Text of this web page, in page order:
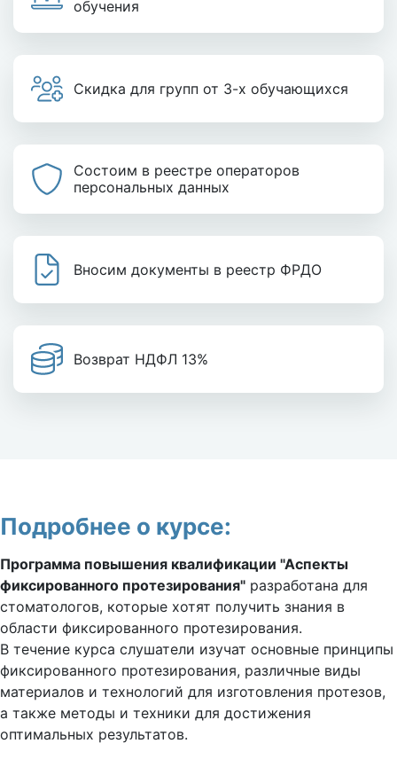
обучения
Скидка для групп от 3-х обучающихся
Состоим в реестре операторов
персональных данных
Вносим документы в реестр ФРДО
Возврат НДФЛ 13%
Подробнее о курсе:
Программа повышения квалификации "Аспекты
фиксированного протезирования" разработана для
стоматологов, которые хотят получить знания в
области фиксированного протезирования.
В течение курса слушатели изучат основные принципы
фиксированного протезирования, различные виды
материалов и технологий для изготовления протезов,
а также методы и техники для достижения
оптимальных результатов.